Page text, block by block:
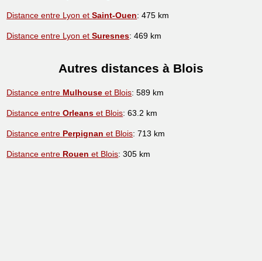
Distance entre Lyon etSaint-Ouen: 475 km
Distance entre Lyon etSuresnes: 469 km
Autres distances à Blois
Distance entre Mulhouse et Blois: 589 km
Distance entreOrleans et Blois: 63.2 km
Distance entre Perpignan et Blois: 713 km
Distance entre Rouen et Blois: 305 km